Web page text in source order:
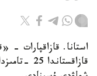
استانا. قازاقپارات -